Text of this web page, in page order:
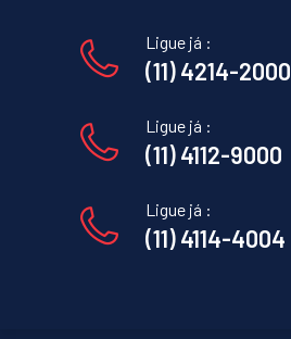
Ligue já :
(11) 4214-2000
Ligue já :
(11) 4112-9000
Ligue já :
(11) 4114-4004